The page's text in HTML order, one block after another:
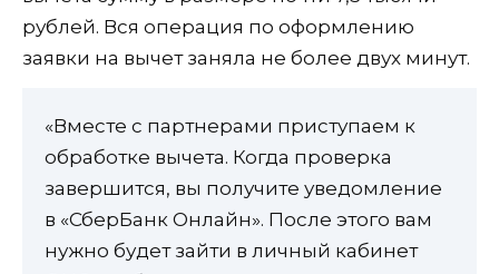
рублей. Вся операция по оформлению
заявки на вычет заняла не более двух минут.
«Вместе с партнерами приступаем к
обработке вычета. Когда проверка
завершится, вы получите уведомление
в «СберБанк Онлайн». После этого вам
нужно будет зайти в личный кабинет